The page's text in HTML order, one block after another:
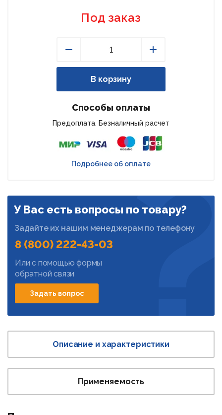
Под заказ
В корзину
Способы оплаты
Предоплата. Безналичный расчет
Подробнее об оплате
У Вас есть вопросы по товару?
Задайте их нашим менеджерам по телефону
8 (800) 222-43-03
Или с помощью формы
обратной связи
Задать вопрос
Описание и характеристики
Применяемость